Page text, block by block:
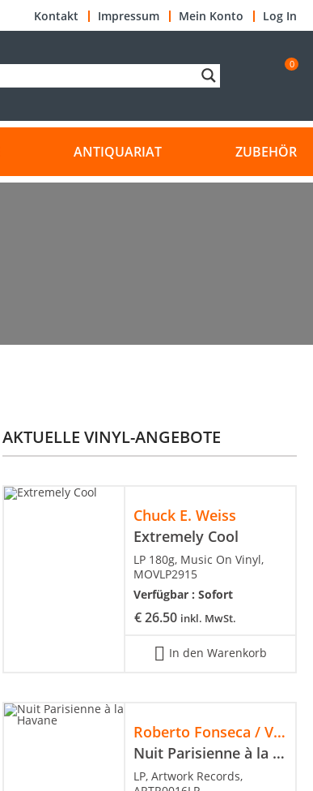
Kontakt Impressum Mein Konto Log In
0
ANTIQUARIAT ZUBEHÖR
AKTUELLE VINYL-ANGEBOTE
Chuck E. Weiss
Extremely Cool
€26.50 inkl. MwSt.
LP 180g, Music On Vinyl,
MOVLP2915
Verfügbar : Sofort
In den Warenkorb
Roberto Fonseca / Vincent Ségal
Nuit Parisienne à la Havane
LP, Artwork Records,